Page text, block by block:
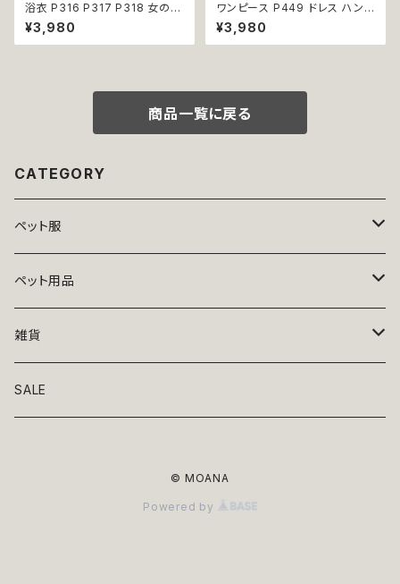
浴衣 P316 P317 P318 女の子
レッド ベビー ピンク ドッグ ウェ
ア ドッグウエア 犬 猫 ペット 服
犬服 猫服 犬の服 猫の服 和装
¥3,980
ワンピース P449 ドレス ハンド
メイド コットン うさぎ ラビット
花 小花 ピンク ドックウェア 犬
用 服 犬服 猫服 犬の服 猫の服
犬 おしゃれ かわいい 可愛い 返
¥3,980
商品一覧に戻る
CATEGORY
ペット服
トップス
ニット
アロハ
ボトムス
ワンピース
ペット用品
ベッド
リード・首輪
雑貨
アート
SALE
© MOANA
Powered by